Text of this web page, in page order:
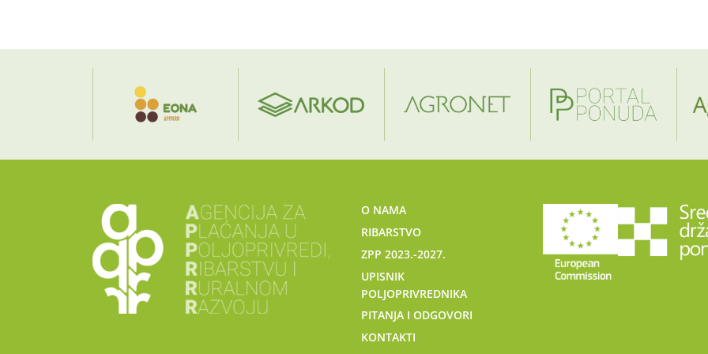
O NAMA
RIBARSTVO
ZPP 2023.-2027.
UPISNIK
POLJOPRIVREDNIKA
PITANJA I ODGOVORI
KONTAKTI